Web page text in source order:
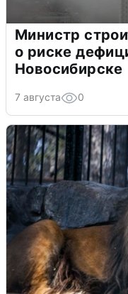
Министр
о риске
Новосибирске
7 августа 0